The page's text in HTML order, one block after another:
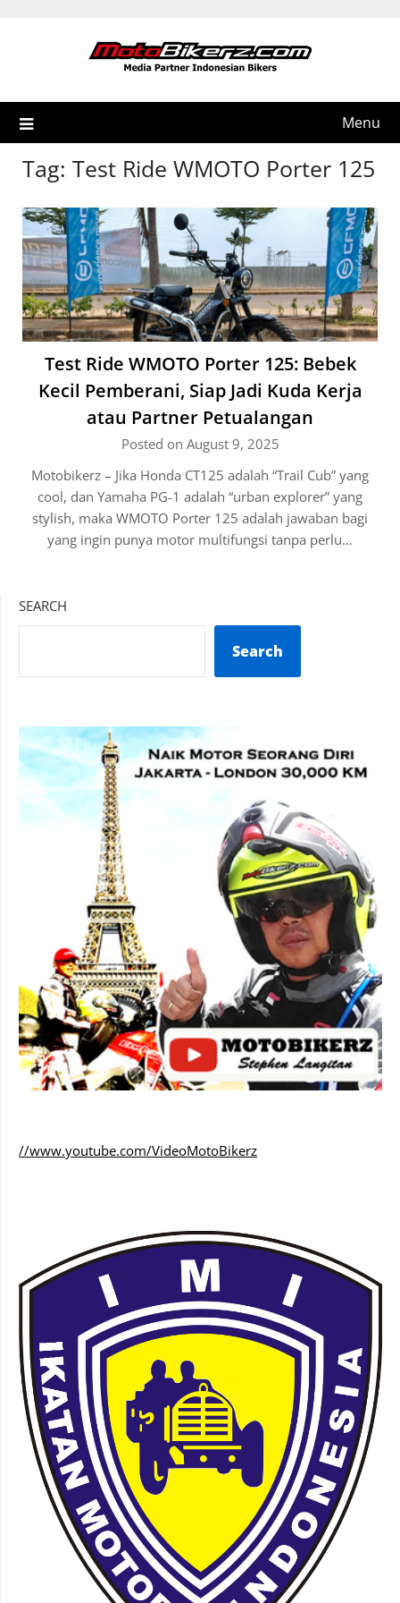
Menu
Tag: Test Ride WMOTO Porter 125
Test Ride WMOTO Porter 125: Bebek
Kecil Pemberani, Siap Jadi Kuda Kerja
atau Partner Petualangan
Posted on August 9, 2025
Motobikerz – Jika Honda CT125 adalah “Trail Cub” yang
cool, dan Yamaha PG-1 adalah “urban explorer” yang
stylish, maka WMOTO Porter 125 adalah jawaban bagi
yang ingin punya motor multifungsi tanpa perlu…
SEARCH
Search
//www.youtube.com/VideoMotoBikerz